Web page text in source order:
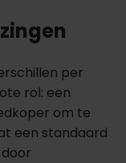
per
rol: een
om te
een standaard